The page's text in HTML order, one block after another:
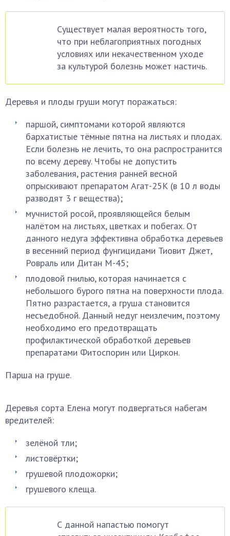
Существует малая вероятность того,
что при неблагоприятных погодных
условиях или некачественном уходе
за культурой болезнь может настичь.
Деревья и плоды груши могут поражаться:
паршой, симптомами которой являются
бархатистые тёмные пятна на листьях и плодах.
Если болезнь не лечить, то она распространится
по всему дереву. Чтобы не допустить
заболевания, растения ранней весной
опрыскивают препаратом Агат-25К (в 10 л воды
разводят 3 г вещества);
мучнистой росой, проявляющейся белым
налётом на листьях, цветках и побегах. От
данного недуга эффективна обработка деревьев
в весенний период фунгицидами Тиовит Джет,
Ровраль или Дитан М-45;
плодовой гнилью, которая начинается с
небольшого бурого пятна на поверхности плода.
Пятно разрастается, а груша становится
несъедобной. Данный недуг неизлечим, поэтому
необходимо его предотвращать
профилактической обработкой деревьев
препаратами Фитоспорин или Циркон.
Парша на груше.
Деревья сорта Елена могут подвергаться набегам
вредителей:
зелёной тли;
листовёртки;
грушевой плодожорки;
грушевого клеща.
С данной напастью помогут